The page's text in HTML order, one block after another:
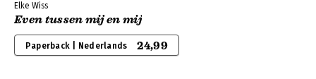
Elke Wiss
Even tussen mij en mij
Paperback | Nederlands 24,99